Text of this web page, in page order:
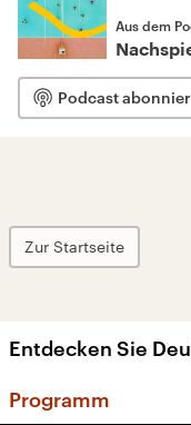
Aus dem
Podcast
Zur Startseite
Entdecken Sie
Programm